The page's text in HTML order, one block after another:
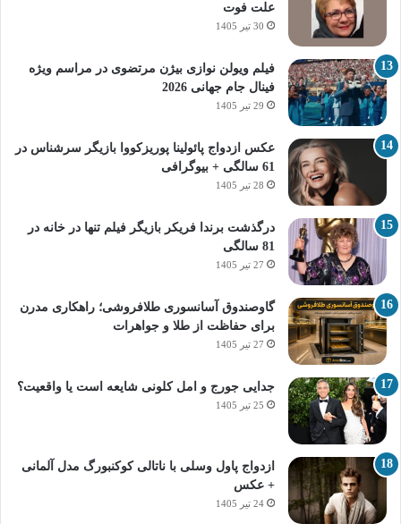
علت فوت
30 تیر 1405
فیلم ویولن نوازی بیژن مرتضوی در مراسم ویژه
فینال جام جهانی 2026
29 تیر 1405
عکس ازدواج پائولینا پوریزکووا بازیگر سرشناس در
61 سالگی + بیوگرافی
28 تیر 1405
درگذشت برندا فریکر بازیگر فیلم تنها در خانه در
81 سالگی
27 تیر 1405
گاوصندوق آسانسوری طلافروشی؛ راهکاری مدرن
برای حفاظت از طلا و جواهرات
27 تیر 1405
جدایی جورج و امل کلونی شایعه است یا واقعیت؟
25 تیر 1405
ازدواج پاول وسلی با ناتالی کوکنبورگ مدل آلمانی
+ عکس
24 تیر 1405